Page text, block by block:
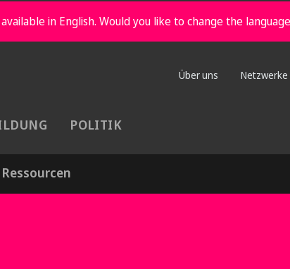
in English. Would you like to change the
Über uns Netzwerke
POLITIK
Ressourcen